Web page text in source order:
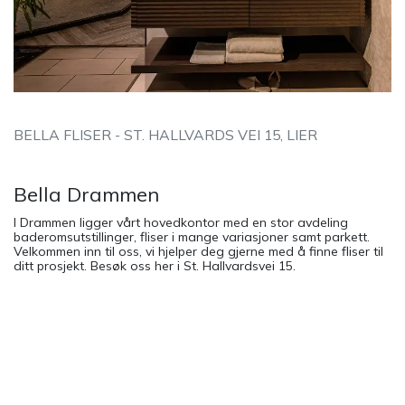
BELLA FLISER - ST. HALLVARDS VEI 15, LIER
Bella Drammen
I Drammen ligger vårt hovedkontor med en stor avdeling
baderomsutstillinger, fliser i mange variasjoner samt parkett.
Velkommen inn til oss, vi hjelper deg gjerne med å finne fliser til
ditt prosjekt. Besøk oss her i St. Hallvardsvei 15.